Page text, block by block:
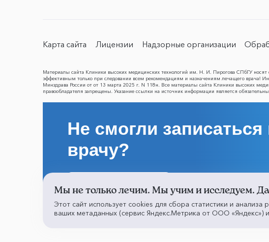
Карта сайта Лицензии Надзорные организации
Материалы сайта Клиники высоких медицинских технологий им. Н. И. Пирогова СПбГУ носят
эффективным только при следовании всем рекомендациям и назначениям лечащего врача!
Минздрава России от от 13 марта 2025 г. N 118н. Все материалы сайта Клиники высоких
правообладателя запрещены. Указание ссылки на источник информации является
Не смогли записаться
врачу?
Написать о проблеме
Мы не только лечим. Мы учим и исследуем.
Этот сайт использует cookies для сбора статистики и
ваших метаданных (сервис Яндекс.Метрика от ООО «Яндекс»)